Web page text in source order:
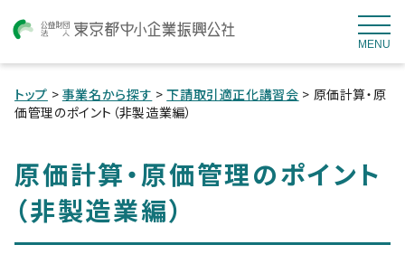
MENU
トップ > 事業名から探す >下請取引適正化講習会 > 原価計算・原
価管理のポイント（非製造業編）
原価計算・原価管理のポイント
（非製造業編）